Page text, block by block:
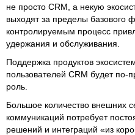
не просто CRM, а некую
выходят за пределы базового
контролируемым процесс
удержания и обслуживания.
Поддержка продуктов
пользователей CRM будет по-
роль.
Большое количество внешних
коммуникаций потребует
решений и интеграций «из